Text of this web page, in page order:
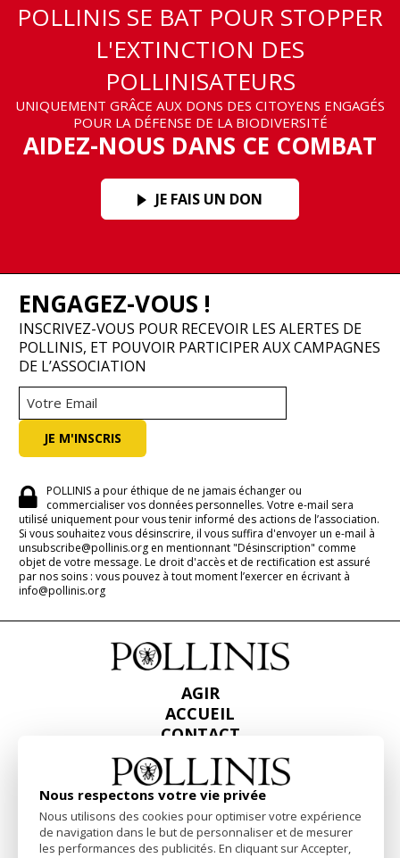
POLLINIS SE BAT POUR STOPPER
L'EXTINCTION DES
POLLINISATEURS
UNIQUEMENT GRÂCE AUX DONS DES CITOYENS ENGAGÉS
POUR LA DÉFENSE DE LA BIODIVERSITÉ
AIDEZ-NOUS DANS CE COMBAT
JE FAIS UN DON
ENGAGEZ-VOUS !
INSCRIVEZ-VOUS POUR RECEVOIR LES ALERTES DE
POLLINIS, ET POUVOIR PARTICIPER AUX CAMPAGNES
DE L’ASSOCIATION
POLLINIS a pour éthique de ne jamais échanger ou
commercialiser vos données personnelles. Votre e-mail sera
utilisé uniquement pour vous tenir informé des actions de l’association.
Si vous souhaitez vous désinscrire, il vous suffira d'envoyer un e-mail à
unsubscribe@pollinis.org en mentionnant "Désinscription" comme
objet de votre message. Le droit d'accès et de rectification est assuré
par nos soins : vous pouvez à tout moment l’exercer en écrivant à
info@pollinis.org
AGIR
ACCUEIL
CONTACT
PRESSE
RAPPORTS & BILANS
FacebookLinkedinInstagram
Nous respectons votre vie privée
Nous utilisons des cookies pour optimiser votre expérience
de navigation dans le but de personnaliser et de mesurer
les performances des publicités. En cliquant sur Accepter,